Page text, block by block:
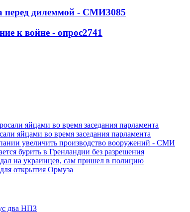
перед дилеммой - СМИ3085
к войне - опрос2741
яйцами во время заседания парламента
увеличить производство вооружений - СМИ
бурить в Гренландии без разрешения
на украинцев, сам пришел в полицию
открытия Ормуза